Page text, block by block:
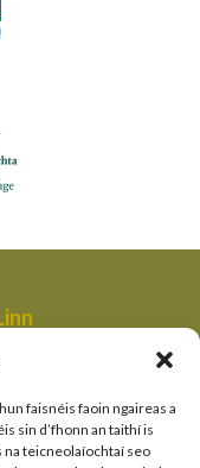
faisnéis faoin ngaireas a
sin d’fhonn an taithí is
na teicneolaíochtaí seo
Móna,
Oidhreachta,